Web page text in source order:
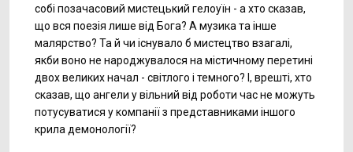
собі позачасовий мистецький гелоуїн - а хто сказав,
що вся поезія лише від Бога? А музика та інше
малярство? Та й чи існувало б мистецтво взагалі,
якби воно не народжувалося на містичному перетині
двох великих начал - світлого і темного? І, врешті, хто
сказав, що ангели у вільний від роботи час не можуть
потусуватися у компанії з представниками іншого
крила демонології?